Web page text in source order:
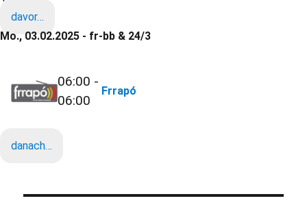
davor…
Mo., 03.02.2025 - fr-bb & 24/3
06:00 -
06:00
Frrapó
danach…